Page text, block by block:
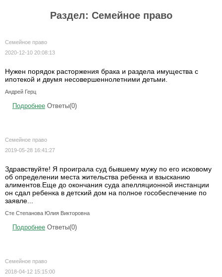
Раздел: Семейное право
Семейное право
2020-12-10 20:08:13
Нужен порядок расторжения брака и раздела имущества с
ипотекой и двумя несовершеннолетними детьми.
Андрей Герц
Подробнее Ответы(0)
Семейное право
2019-05-28 16:41:27
Здравствуйте! Я проиграла суд бывшему мужу по его исковому
об определении места жительства ребенка и взысканию
алиментов.Еще до окончания суда апелляционной инстанции
он сдал ребенка в детский дом на полное гособеспечение по
заявле...
Сте Степанова Юлия Викторовна
Подробнее Ответы(0)
Семейное право
2018-04-12 15:15:00